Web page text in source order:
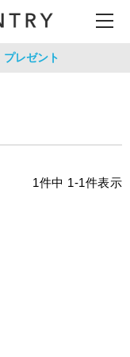
プレゼント
1件中 1-1件表示